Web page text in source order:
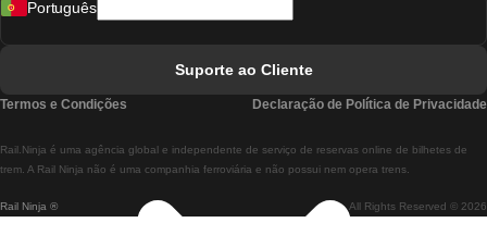
Comboios De Lisboa A Braga
Comboios De Braga A Lisboa
Rail Ninja ® All Rights Reserved © 2026
Rail.Ninja é uma agência global e independente de serviço de reservas online de bilhetes de
trem. A Rail Ninja não é uma companhia ferroviária e não possui nem opera trens.
Português
Suporte ao Cliente
Termos e Condições Declaração de Política de Privacidade